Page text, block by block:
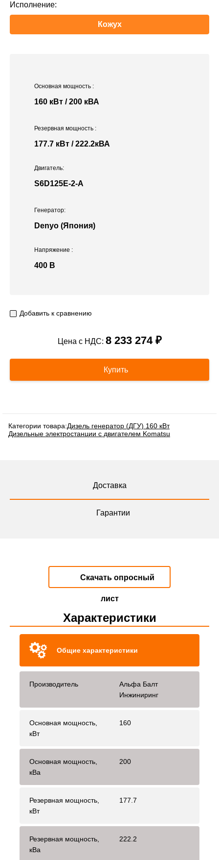
Исполнение:
Кожух
Основная мощность :
160 кВт / 200 кВА
Двигатель:
S6D125E-2-A
Напряжение :
400 В
Резервная мощность :
177.7 кВт / 222.2кВА
Генератор:
Denyo (Япония)
Добавить к сравнению
Цена с НДС: 8 233 274 ₽
Купить
Категории товара:Дизель генератор (ДГУ) 160 кВт
Дизельные электростанции с двигателем Komatsu
Доставка
Гарантии
Скачать опросный
лист
Характеристики
Общие характеристики
Производитель
Альфа Балт
Инжиниринг
Основная мощность,
кВт
160
Основная мощность,
кВа
200
Резервная мощность,
кВт
177.7
Резервная мощность,
кВа
222.2